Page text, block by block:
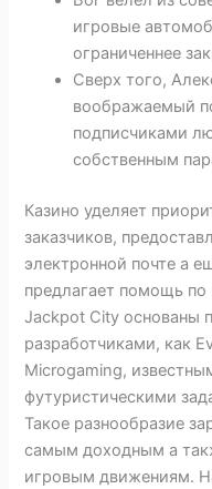
игровые
ограниченнее
Сверх того,
воображаемый
подписчиками
собственным
Казино уделяет
заказчиков,
электронной почте а
предлагает помощь
Jackpot City основаны
разработчиками, как
Microgaming,
футуристическими
Такое разнообразие
самым доходным а
игровым движениям.